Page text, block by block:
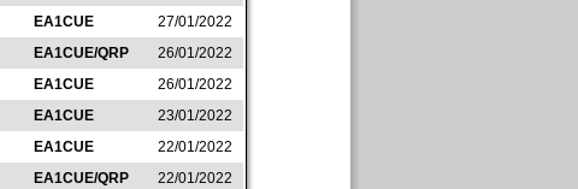
EA1CUE
27/01/2022
EA1CUE/QRP
26/01/2022
EA1CUE
26/01/2022
EA1CUE
23/01/2022
EA1CUE
22/01/2022
EA1CUE/QRP
22/01/2022